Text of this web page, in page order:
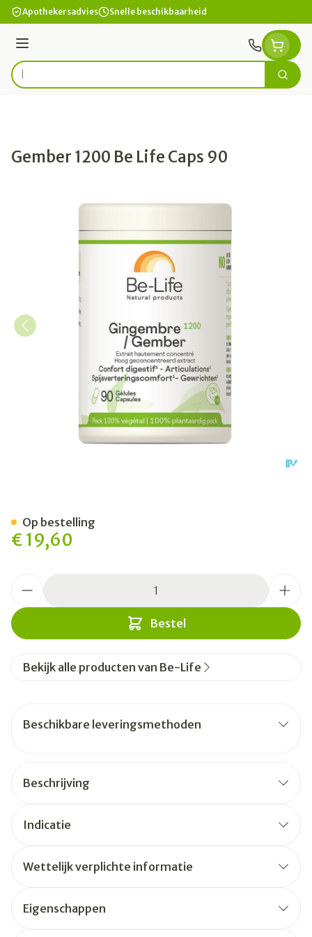
Ga naar de inhoud
Apothekersadvies Snelle beschikbaarheid
Menu
Product, merk, categorie... Zoek
Gember 1200 Be Life Caps 90
€ 19,60
Bestel
Op bestelling
Bekijk alle producten van Be-Life
Beschikbare leveringsmethoden
Beschrijving
Indicatie
Wettelijk verplichte informatie
Eigenschappen